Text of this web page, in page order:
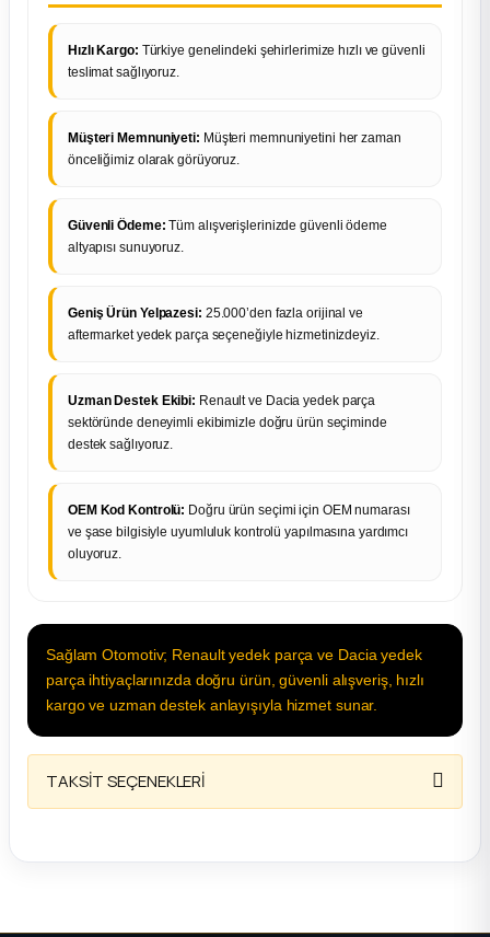
Hızlı Kargo: Türkiye genelindeki şehirlerimize hızlı ve güvenli
teslimat sağlıyoruz.
Müşteri Memnuniyeti: Müşteri memnuniyetini her zaman
önceliğimiz olarak görüyoruz.
Güvenli Ödeme: Tüm alışverişlerinizde güvenli ödeme
altyapısı sunuyoruz.
Geniş Ürün Yelpazesi: 25.000’den fazla orijinal ve
aftermarket yedek parça seçeneğiyle hizmetinizdeyiz.
Uzman Destek Ekibi: Renault ve Dacia yedek parça
sektöründe deneyimli ekibimizle doğru ürün seçiminde
destek sağlıyoruz.
OEM Kod Kontrolü: Doğru ürün seçimi için OEM numarası
ve şase bilgisiyle uyumluluk kontrolü yapılmasına yardımcı
oluyoruz.
Sağlam Otomotiv; Renault yedek parça ve Dacia yedek
parça ihtiyaçlarınızda doğru ürün, güvenli alışveriş, hızlı
kargo ve uzman destek anlayışıyla hizmet sunar.
TAKSİT SEÇENEKLERİ